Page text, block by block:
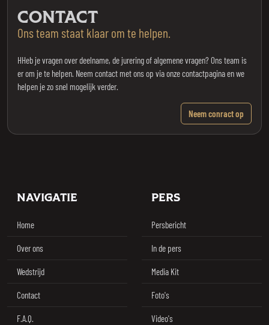
CONTACT
Ons team staat klaar om te helpen.
HHeb je vragen over deelname, de jurering of algemene vragen? Ons team is
er om je te helpen. Neem contact met ons op via onze contactpagina en we
helpen je zo snel mogelijk verder.
Neem conract op
Footer
NAVIGATIE
Home
Over ons
Wedstrijd
Contact
F.A.Q.
PERS
Persbericht
In de pers
Media Kit
Foto's
Video's